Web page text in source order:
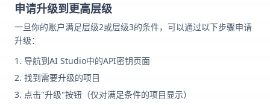
申请升级到更高层级
一旦你的账户满足层级2或层级3的条件，可以通过以下步骤申请
升级：
导航到AI Studio中的API密钥页面
找到需要升级的项目
点击"升级"按钮（仅对满足条件的项目显示）